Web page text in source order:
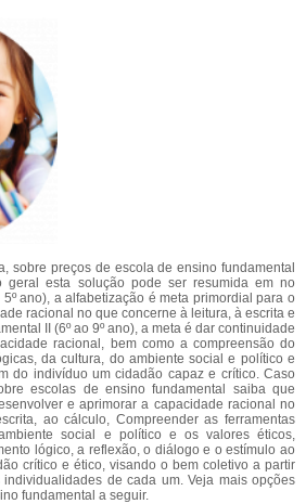
sobre preços de escola de ensino fundamental
geral esta solução pode ser resumida em no
ano), a alfabetização é meta primordial para o
racional no que concerne à leitura, à escrita e
II (6º ao 9º ano), a meta é dar continuidade
racional, bem como a compreensão do
da cultura, do ambiente social e político e
do indivíduo um cidadão capaz e crítico. Caso
escolas de ensino fundamental saiba que
e aprimorar a capacidade racional no
ao cálculo, Compreender as ferramentas
social e político e os valores éticos,
lógico, a reflexão, o diálogo e o estímulo ao
crítico e ético, visando o bem coletivo a partir
de cada um. Veja mais opções
fundamental a seguir.